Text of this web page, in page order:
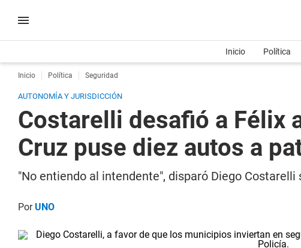
Inicio Política
Inicio Política Seguridad
AUTONOMÍA Y JURISDICCIÓN
Costarelli desafió a Félix
Cruz puse diez autos a
"No entiendo al intendente", disparó Diego
PorUNO